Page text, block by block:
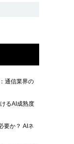
通信業界の
るAI成熟度
要か？ AIネ